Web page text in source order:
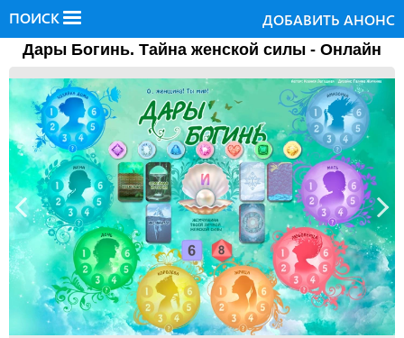
ПОИСК ДОБАВИТЬ АНОНС
Дары Богинь. Тайна женской силы - Онлайн